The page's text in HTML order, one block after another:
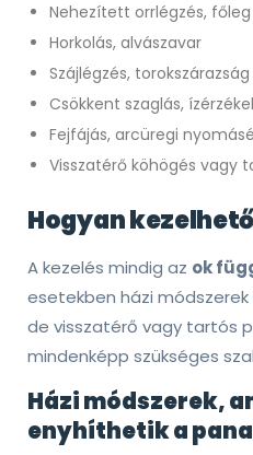
Nehezített orrlégzés, főleg
Horkolás, alvászavar
Szájlégzés, torokszárazság
Csökkent szaglás,
Fejfájás, arcüregi
Visszatérő köhögés vagy
Hogyan
A kezelés mindig az ok
esetekben házi
de visszatérő vagy tartós
mindenképp szükséges
Házi módszerek,
enyhíthetik a